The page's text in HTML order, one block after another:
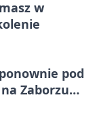
w
pod
Zaborzu